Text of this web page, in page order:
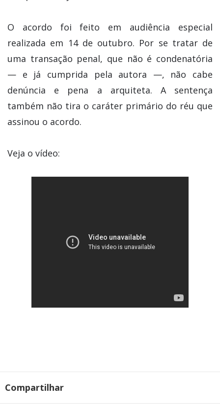
O acordo foi feito em audiência especial
realizada em 14 de outubro. Por se tratar de
uma transação penal, que não é condenatória
— e já cumprida pela autora —, não cabe
denúncia e pena a arquiteta. A sentença
também não tira o caráter primário do réu que
assinou o acordo.
Veja o vídeo:
Compartilhar